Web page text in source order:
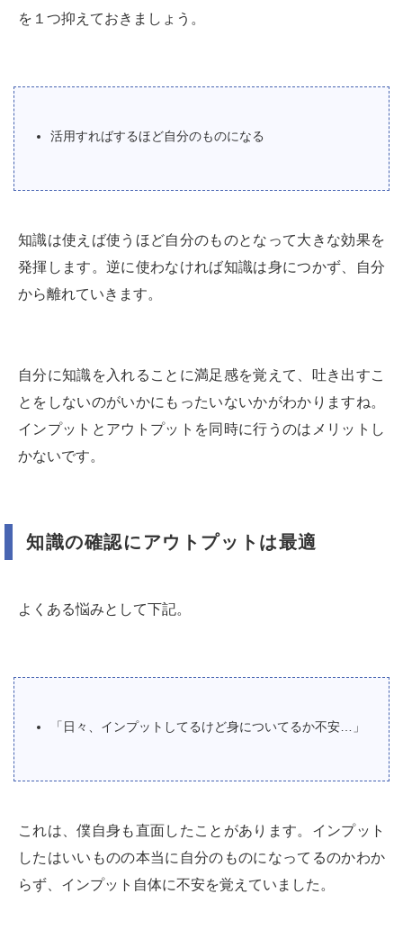
を１つ抑えておきましょう。
活用すればするほど自分のものになる
知識は使えば使うほど自分のものとなって大きな効果を
発揮します。逆に使わなければ知識は身につかず、自分
から離れていきます。
自分に知識を入れることに満足感を覚えて、吐き出すこ
とをしないのがいかにもったいないかがわかりますね。
インプットとアウトプットを同時に行うのはメリットし
かないです。
知識の確認にアウトプットは最適
よくある悩みとして下記。
「日々、インプットしてるけど身についてるか不安…」
これは、僕自身も直面したことがあります。インプット
したはいいものの本当に自分のものになってるのかわか
らず、インプット自体に不安を覚えていました。